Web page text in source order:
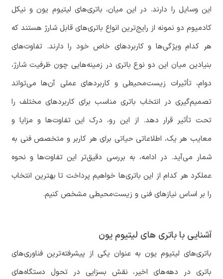
این وسایل را دارند. در این میان، باتری‌های لیتیوم یون و نیکل
کادمیوم دو نمونه از رایج‌ترین انواع باتری‌های قابل شارژ هستند که
هر کدام ویژگی‌ها و کاربردهای خاص خود را دارند. تفاوت‌های
بنیادین میان این دو نوع باتری در زمینه‌هایی چون ظرفیت شارژ،
دوام، تأثیرات زیست‌محیطی و کاربردهای عملی آن‌ها می‌تواند
تصمیم‌گیری در انتخاب باتری مناسب برای کاربردهای مختلف را
تحت تأثیر قرار دهد. از این رو، درک این تفاوت‌ها و مزایا و
معایب هر یک، اطلاعاتی حیاتی برای هر کاربر و متخصص فنی به
شمار می‌آید. در ادامه، به بررسی دقیق‌تر این تفاوت‌ها و نحوه
عملکرد هر کدام از این باتری‌ها خواهیم پرداخت تا بهترین انتخاب
را بر اساس نیازهای فنی و زیست‌محیطی مشخص کنیم.
آشنایی با باتری های لیتیوم یون
باتری‌های لیتیوم یون به عنوان یکی از پیشرفته‌ترین فناوری‌های
باتری در دهه‌های اخیر، نقش بسزایی در تحول دستگاه‌های